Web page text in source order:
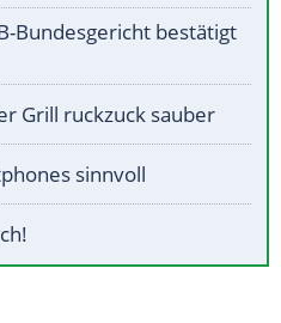
Bundesgericht bestätigt
Grill ruckzuck sauber
sinnvoll